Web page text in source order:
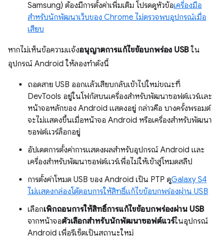
Samsung) ต้องมีการตั้งค่าเพิ่มเติม โปรดดูหัวข้อเครื่องมือ
สำหรับนักพัฒนาเว็บของ Chrome ไม่ตรวจพบอุปกรณ์เมื่อ
เสียบ
หากไม่เห็นข้อความแจ้งอนุญาตการแก้ไขข้อบกพร่อง USB ใน
อุปกรณ์ Android ให้ลองทำดังนี้
ถอดสาย USB ออกแล้วเสียบกลับเข้าไปใหม่ขณะที่
DevTools อยู่ในโฟกัสบนเครื่องสำหรับพัฒนาซอฟต์แวร์และ
หน้าจอหลักของ Android แสดงอยู่ กล่าวคือ บางครั้งพรอมต์
จะไม่แสดงขึ้นเมื่อหน้าจอ Android หรือเครื่องสำหรับพัฒนา
ซอฟต์แวร์ล็อกอยู่
อัปเดตการตั้งค่าการแสดงผลสำหรับอุปกรณ์ Android และ
เครื่องสำหรับพัฒนาซอฟต์แวร์เพื่อไม่ให้เข้าสู่โหมดสลีป
การตั้งค่าโหมด USB ของ Android เป็น PTP ดูGalaxy S4
ไม่แสดงกล่องโต้ตอบการให้สิทธิ์แก้ไขข้อบกพร่องผ่าน USB
เลือกเพิกถอนการให้สิทธิ์การแก้ไขข้อบกพร่องผ่าน USB
จากหน้าจอตัวเลือกสำหรับนักพัฒนาซอฟต์แวร์ในอุปกรณ์
Android เพื่อรีเซ็ตเป็นสถานะใหม่